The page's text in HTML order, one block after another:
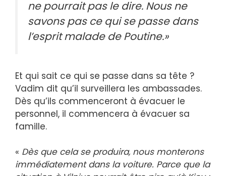
ne pourrait pas le dire. Nous ne
savons pas ce qui se passe dans
l’esprit malade de Poutine.»
Et qui sait ce qui se passe dans sa tête ?
Vadim dit qu’il surveillera les ambassades.
Dès qu’ils commenceront à évacuer le
personnel, il commencera à évacuer sa
famille.
« Dès que cela se produira, nous monterons
immédiatement dans la voiture. Parce que la